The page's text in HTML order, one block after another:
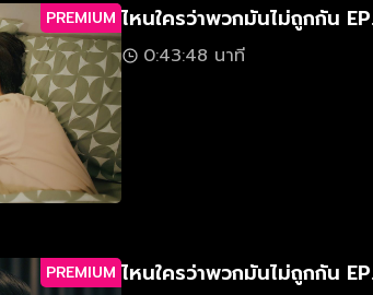
PREMIUM ไหนใครว่าพวกมันไม่ถูกกัน
0:43:48 นาที
PREMIUM ไหนใครว่าพวกมันไม่ถูกกัน